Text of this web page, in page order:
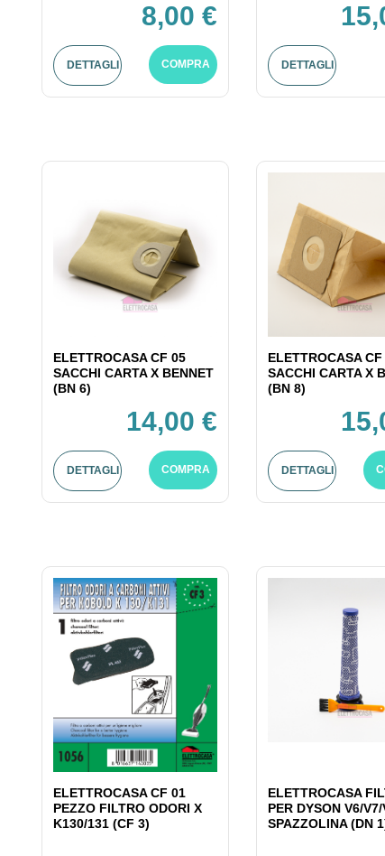
8,00 €
DETTAGLI COMPRA DETTAGLI
ELETTROCASA CF 05
SACCHI CARTA X BENNET
(BN 6)
14,00 €
DETTAGLI COMPRA
ELETTROCASA
SACCHI CARTA X
(BN 8)
DETTAGLI
ELETTROCASA CF 01
PEZZO FILTRO ODORI X
K130/131 (CF 3)
ELETTROCASA
PER DYSON V6/
SPAZZOLINA (DN